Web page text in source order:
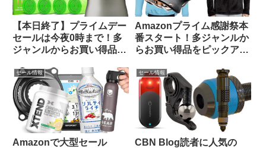
【本日終了】プライムデー
セールは今夜0時まで！多
ジャンルからお買い得品を
Amazonプライム感謝祭本
番スタート！多ジャンルか
らお買い得品をピックアッ
セール情報
Amazonで大型セール
セール情報
CBN Blog読者に人気の